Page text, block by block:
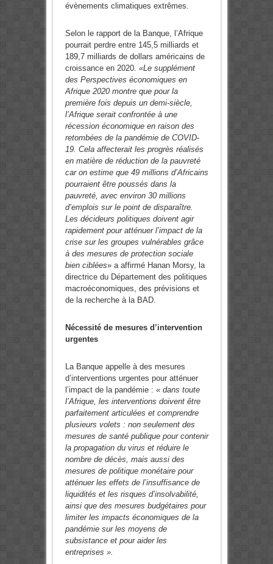
évènements climatiques extrêmes.
Selon le rapport de la Banque, l’Afrique
pourrait perdre entre 145,5 milliards et
189,7 milliards de dollars américains de
croissance en 2020. «Le supplément
des Perspectives économiques en
Afrique 2020 montre que pour la
première fois depuis un demi-siècle,
l’Afrique serait confrontée à une
récession économique en raison des
retombées de la pandémie de COVID-
19. Cela affecterait les progrès réalisés
en matière de réduction de la pauvreté
car on estime que 49 millions d’Africains
pourraient être poussés dans la
pauvreté, avec environ 30 millions
d’emplois sur le point de disparaître.
Les décideurs politiques doivent agir
rapidement pour atténuer l’impact de la
crise sur les groupes vulnérables grâce
à des mesures de protection sociale
bien ciblées» a affirmé Hanan Morsy, la
directrice du Département des politiques
macroéconomiques, des prévisions et
de la recherche à la BAD.
Nécessité de mesures d’intervention
urgentes
La Banque appelle à des mesures
d’interventions urgentes pour atténuer
l’impact de la pandémie : « dans toute
l’Afrique, les interventions doivent être
parfaitement articulées et comprendre
plusieurs volets : non seulement des
mesures de santé publique pour contenir
la propagation du virus et réduire le
nombre de décès, mais aussi des
mesures de politique monétaire pour
atténuer les effets de l’insuffisance de
liquidités et les risques d’insolvabilité,
ainsi que des mesures budgétaires pour
limiter les impacts économiques de la
pandémie sur les moyens de
subsistance et pour aider les
entreprises ».